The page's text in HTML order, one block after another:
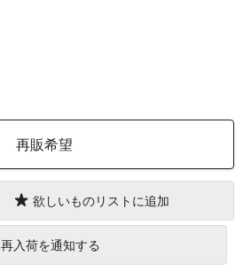
再販希望
欲しいものリストに追加
再入荷を通知する